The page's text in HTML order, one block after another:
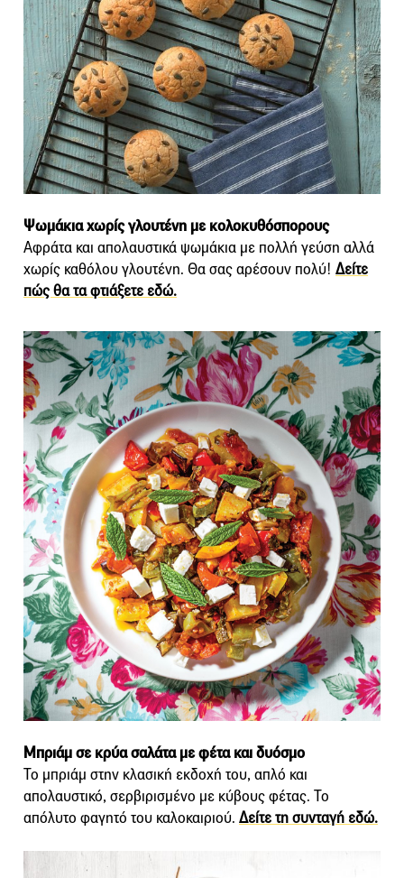
Ψωμάκια χωρίς γλουτένη με κολοκυθόσπορους
Αφράτα και απολαυστικά ψωμάκια με πολλή γεύση αλλά
χωρίς καθόλου γλουτένη. Θα σας αρέσουν πολύ! Δείτε
πώς θα τα φτιάξετε εδώ.
Μπριάμ σε κρύα σαλάτα με φέτα και δυόσμο
Το μπριάμ στην κλασική εκδοχή του, απλό και
απολαυστικό, σερβιρισμένο με κύβους φέτας. Το
απόλυτο φαγητό του καλοκαιριού. Δείτε τη συνταγή εδώ.